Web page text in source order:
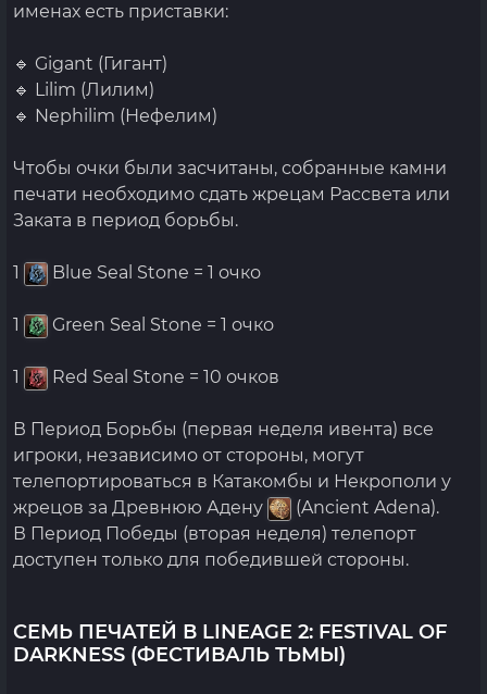
именах есть приставки:
🔹 Gigant (Гигант)
🔹 Lilim (Лилим)
🔹 Nephilim (Нефелим)
Чтобы очки были засчитаны, собранные камни
печати необходимо сдать жрецам Рассвета или
Заката в период борьбы.
1 Blue Seal Stone = 1 очко
1 Green Seal Stone = 1 очко
1 Red Seal Stone = 10 очков
В Период Борьбы (первая неделя ивента) все
игроки, независимо от стороны, могут
телепортироваться в Катакомбы и Некрополи у
жрецов за Древнюю Адену
(Ancient Adena).
В Период Победы (вторая неделя) телепорт
доступен только для победившей стороны.
СЕМЬ ПЕЧАТЕЙ В LINEAGE 2: FESTIVAL OF
DARKNESS (ФЕСТИВАЛЬ ТЬМЫ)